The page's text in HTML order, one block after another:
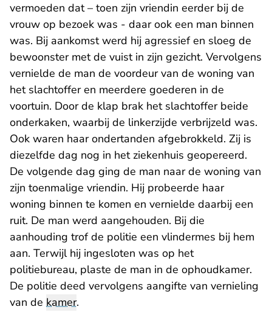
vermoeden dat – toen zijn vriendin eerder bij de
vrouw op bezoek was - daar ook een man binnen
was. Bij aankomst werd hij agressief en sloeg de
bewoonster met de vuist in zijn gezicht. Vervolgens
vernielde de man de voordeur van de woning van
het slachtoffer en meerdere goederen in de
voortuin. Door de klap brak het slachtoffer beide
onderkaken, waarbij de linkerzijde verbrijzeld was.
Ook waren haar ondertanden afgebrokkeld. Zij is
diezelfde dag nog in het ziekenhuis geopereerd.
De volgende dag ging de man naar de woning van
zijn toenmalige vriendin. Hij probeerde haar
woning binnen te komen en vernielde daarbij een
ruit. De man werd aangehouden. Bij die
aanhouding trof de politie een vlindermes bij hem
aan. Terwijl hij ingesloten was op het
politiebureau, plaste de man in de ophoudkamer.
De politie deed vervolgens aangifte van vernieling
van de kamer.